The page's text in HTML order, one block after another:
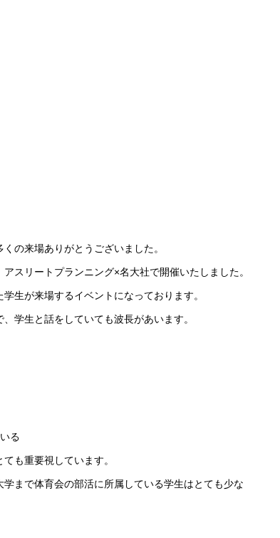
の来場ありがとうございました。
スリートプランニング×名大社で開催いたしました。
生が来場するイベントになっております。
学生と話をしていても波長があいます。
る
も重要視しています。
まで体育会の部活に所属している学生はとても少な